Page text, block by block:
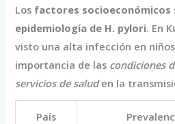
Los factores socioeconómicos
epidemiología de H. pylori. En
visto una alta infección en
importancia de las condiciones
servicios de saluden la
País